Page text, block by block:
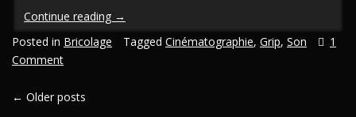
Continue reading « [En/Fr]
Support
DIY
→
Posted in Bricolage Tagged Cinématographie, Grip, Son
1
Comment
POSTS
← Older posts